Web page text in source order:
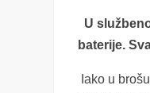
U
baterije.
Iako u